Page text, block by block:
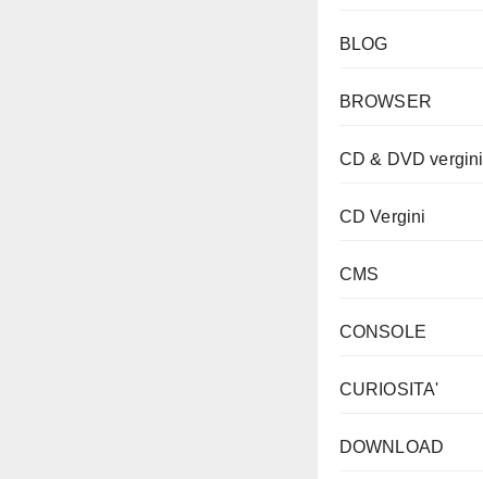
BLOG
BROWSER
CD & DVD vergini
CD Vergini
CMS
CONSOLE
CURIOSITA'
DOWNLOAD